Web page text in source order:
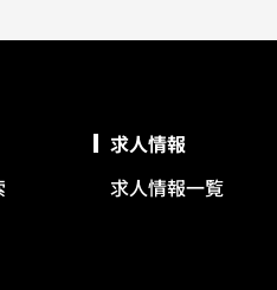
求人情報
求人情報一覧